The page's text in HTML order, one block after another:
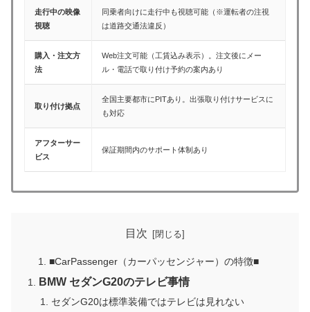
走行中の映像
視聴
同乗者向けに走行中も視聴可能（※運転者の注視
は道路交通法違反）
購入・注文方
法
Web注文可能（工賃込み表示）。注文後にメー
ル・電話で取り付け予約の案内あり
取り付け拠点
全国主要都市にPITあり。出張取り付けサービスに
も対応
アフターサー
ビス
保証期間内のサポート体制あり
目次
■CarPassenger（カーパッセンジャー）の特徴■
BMW セダンG20のテレビ事情
セダンG20は標準装備ではテレビは見れない